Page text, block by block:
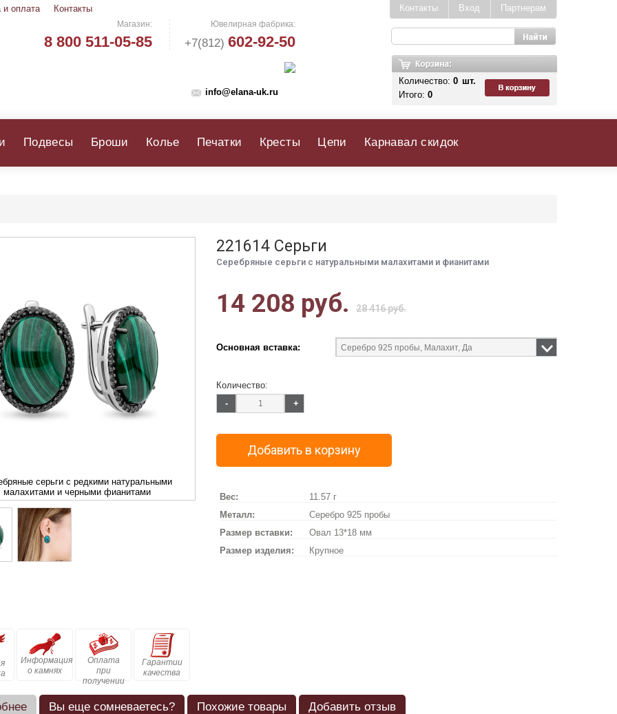
и оплата Контакты
Магазин:
8 800 511-05-85
Ювелирная фабрика:
+7(812) 602-92-50
info@elana-uk.ru
Партнерам
Вход
Контакты
Количество: 0 шт.
Итого: 0
Подвесы Броши Колье Печатки Кресты Цепи Карнавал скидок
серьги с редкими натуральными
малахитами и черными фианитами
Информация
о камнях
Оплата
при
получении
Гарантии
качества
221614 Серьги
Серебряные серьги с натуральными малахитами и фианитами
14 208 руб. 28 416 руб.
Основная вставка:
Количество:
-
+
Добавить в корзину
Вес:
11.57 г
Металл:
Серебро 925 пробы
Размер вставки:
Овал 13*18 мм
Размер изделия:
Крупное
Вы еще сомневаетесь? Похожие товары Добавить отзыв